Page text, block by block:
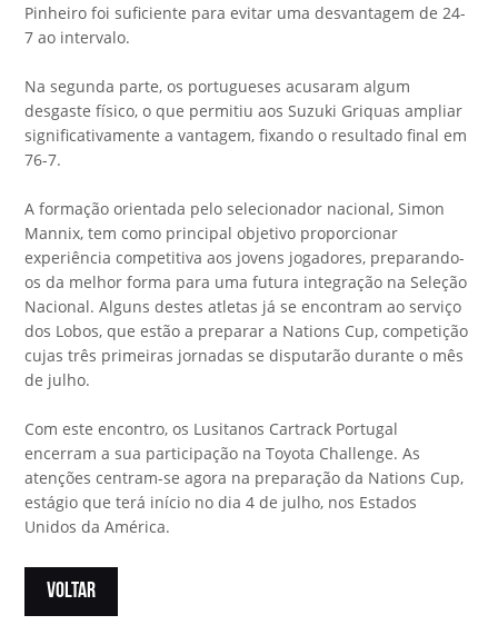
Pinheiro foi suficiente para evitar uma desvantagem de 24-
7 ao intervalo.
Na segunda parte, os portugueses acusaram algum
desgaste físico, o que permitiu aos Suzuki Griquas ampliar
significativamente a vantagem, fixando o resultado final em
76-7.
A formação orientada pelo selecionador nacional, Simon
Mannix, tem como principal objetivo proporcionar
experiência competitiva aos jovens jogadores, preparando-
os da melhor forma para uma futura integração na Seleção
Nacional. Alguns destes atletas já se encontram ao serviço
dos Lobos, que estão a preparar a Nations Cup, competição
cujas três primeiras jornadas se disputarão durante o mês
de julho.
Com este encontro, os Lusitanos Cartrack Portugal
encerram a sua participação na Toyota Challenge. As
atenções centram-se agora na preparação da Nations Cup,
estágio que terá início no dia 4 de julho, nos Estados
Unidos da América.
VOLTAR